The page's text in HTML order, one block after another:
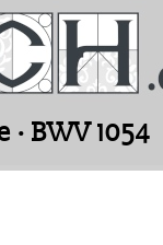
BWV 1054